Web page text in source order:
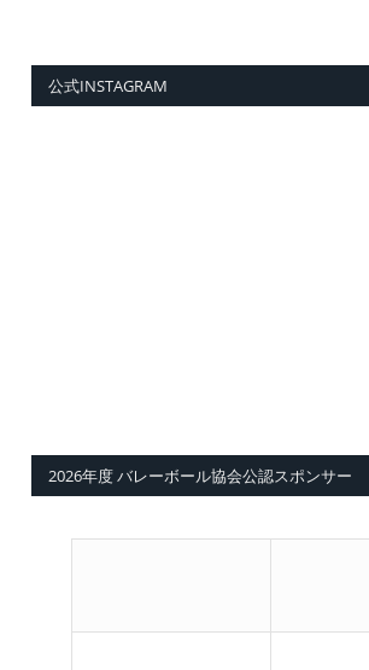
公式INSTAGRAM
2026年度 バレーボール協会公認スポンサー